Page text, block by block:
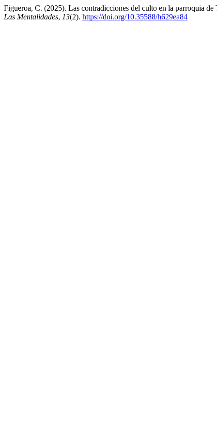
Figueroa, C. (2025). Las contradicciones del culto en la parroquia
Las Mentalidades, 13(2). https://doi.org/10.35588/h629ea84